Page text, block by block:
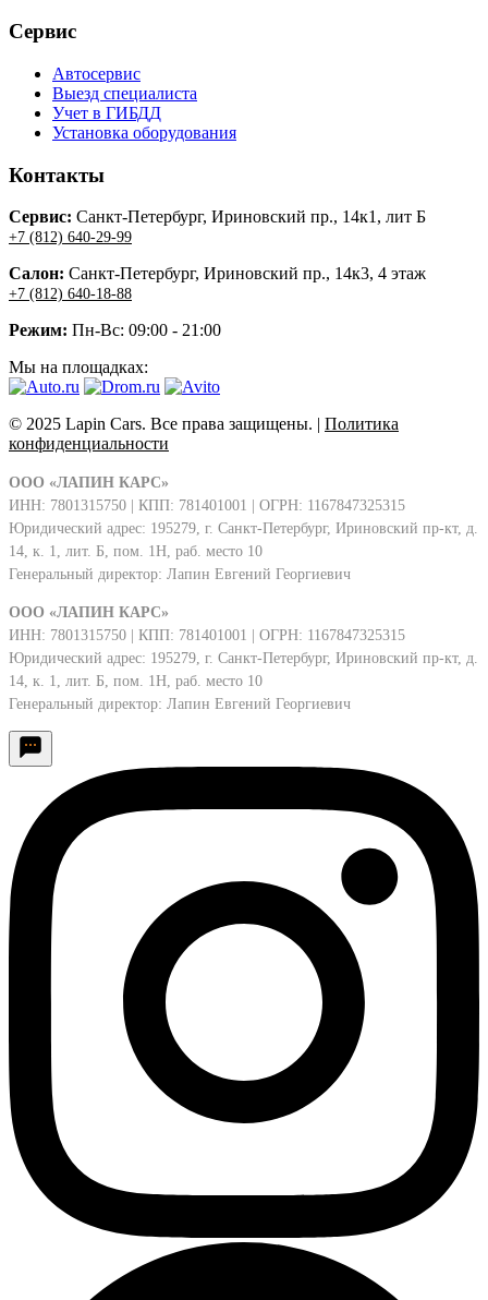
Сервис
Автосервис
Выезд специалиста
Учет в ГИБДД
Установка оборудования
Контакты
Сервис: Санкт-Петербург, Ириновский пр., 14к1, лит Б
+7 (812) 640-29-99
Салон: Санкт-Петербург, Ириновский пр., 14к3, 4 этаж
+7 (812) 640-18-88
Режим: Пн-Вс: 09:00 - 21:00
Мы на площадках:
© 2025 Lapin Cars. Все права защищены. | Политика
конфиденциальности
ООО «ЛАПИН КАРС»
ИНН: 7801315750 | КПП: 781401001 | ОГРН: 1167847325315
Юридический адрес: 195279, г. Санкт-Петербург, Ириновский пр-кт, д.
14, к. 1, лит. Б, пом. 1Н, раб. место 10
Генеральный директор: Лапин Евгений Георгиевич
ООО «ЛАПИН КАРС»
ИНН: 7801315750 | КПП: 781401001 | ОГРН: 1167847325315
Юридический адрес: 195279, г. Санкт-Петербург, Ириновский пр-кт, д.
14, к. 1, лит. Б, пом. 1Н, раб. место 10
Генеральный директор: Лапин Евгений Георгиевич